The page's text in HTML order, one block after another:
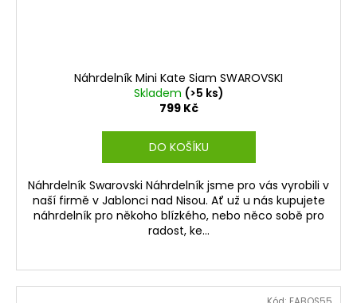
Náhrdelník Mini Kate Siam SWAROVSKI
Skladem (>5 ks)
799 Kč
DO KOŠÍKU
Náhrdelník Swarovski Náhrdelník jsme pro vás vyrobili v
naší firmě v Jablonci nad Nisou. Ať už u nás kupujete
náhrdelník pro někoho blízkého, nebo něco sobě pro
radost, ke...